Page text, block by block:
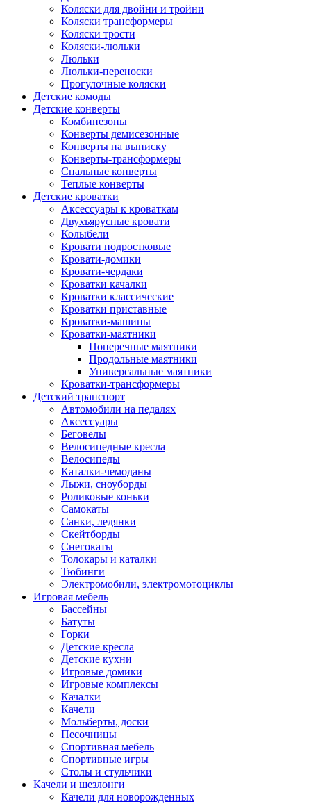
Коляски для двойни и тройни
Коляски трансформеры
Коляски трости
Коляски-люльки
Люльки
Люльки-переноски
Прогулочные коляски
Детские комоды
Детские конверты
Комбинезоны
Конверты демисезонные
Конверты на выписку
Конверты-трансформеры
Спальные конверты
Теплые конверты
Детские кроватки
Аксессуары к кроваткам
Двухъярусные кровати
Колыбели
Кровати подростковые
Кровати-домики
Кровати-чердаки
Кроватки качалки
Кроватки классические
Кроватки приставные
Кроватки-машины
Кроватки-маятники
Поперечные маятники
Продольные маятники
Универсальные маятники
Кроватки-трансформеры
Детский транспорт
Автомобили на педалях
Аксессуары
Беговелы
Велосипедные кресла
Велосипеды
Каталки-чемоданы
Лыжи, сноуборды
Роликовые коньки
Самокаты
Санки, ледянки
Скейтборды
Снегокаты
Толокары и каталки
Тюбинги
Электромобили, электромотоциклы
Игровая мебель
Бассейны
Батуты
Горки
Детские кресла
Детские кухни
Игровые домики
Игровые комплексы
Качалки
Качели
Мольберты, доски
Песочницы
Спортивная мебель
Спортивные игры
Столы и стульчики
Качели и шезлонги
Качели для новорожденных